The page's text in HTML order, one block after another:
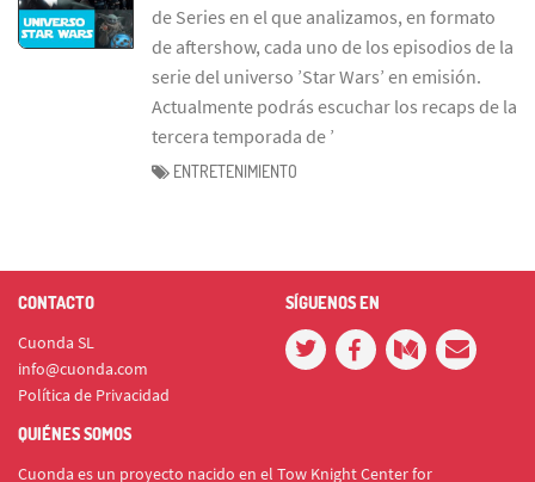
de Series en el que analizamos, en formato
de aftershow, cada uno de los episodios de la
serie del universo ’Star Wars’ en emisión.
Actualmente podrás escuchar los recaps de la
tercera temporada de ’
ENTRETENIMIENTO
CONTACTO
Cuonda SL
info@cuonda.com
Política de Privacidad
SÍGUENOS EN
QUIÉNES SOMOS
Cuonda es un proyecto nacido en el Tow Knight Center for